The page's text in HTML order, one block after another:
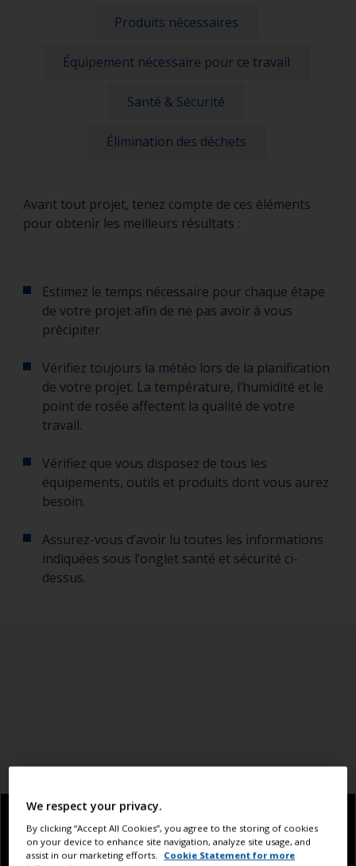
Produits nécessaires
Équipement nécessaire pour ce travail
Santé & Sécurité
Élimination des déchets
Avant tout projet, tenez compte de ces éléments
pour obtenir les meilleurs résultats :
Estimez le temps nécessaire pour chaque étape
de votre projet afin de ne pas avoir à vous
précipiter.
Vérifiez toujours la météo lors de la planification
de votre projet. La température, l’humidité et le
point de rosée affectent la qualité de votre
travail.
Vérifiez que vous disposez de tous les
équipements, outils et produits dont vous aurez
besoin.
Assurez-vous d’avoir lu toutes les informations
indiquées sous l’onglet santé et sécurité ci-
dessus.
We respect your privacy.
By clicking “Accept All Cookies”, you agree to the storing of cookies
on your device to enhance site navigation, analyze site usage, and
assist in our marketing efforts.
Cookie Statement for more